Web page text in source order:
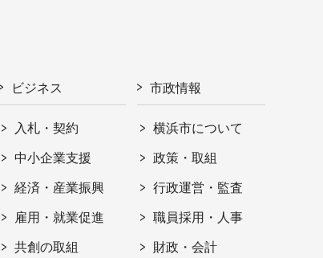
ビジネス
入札・契約
中小企業支援
経済・産業振興
雇用・就業促進
共創の取組
市政情報
横浜市について
政策・取組
行政運営・監査
職員採用・人事
財政・会計